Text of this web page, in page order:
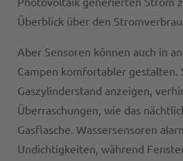
Überblick über den
Aber Sensoren können auch in
Campen komfortabler gestalten.
Gaszylinderstand anzeigen,
Überraschungen, wie das
Gasflasche. Wassersensoren
Undichtigkeiten, während